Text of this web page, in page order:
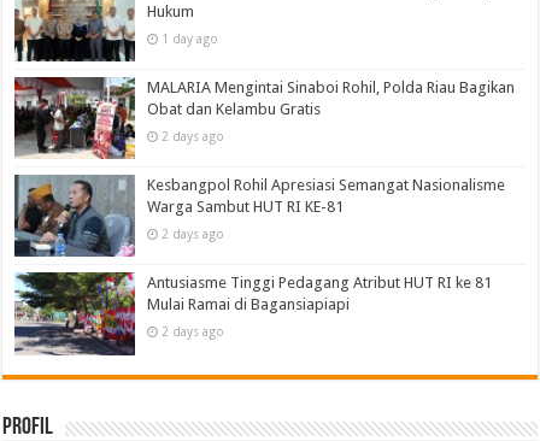
Hukum
1 day ago
MALARIA Mengintai Sinaboi Rohil, Polda Riau Bagikan
Obat dan Kelambu Gratis
2 days ago
Kesbangpol Rohil Apresiasi Semangat Nasionalisme
Warga Sambut HUT RI KE-81
2 days ago
Antusiasme Tinggi Pedagang Atribut HUT RI ke 81
Mulai Ramai di Bagansiapiapi
2 days ago
Profil